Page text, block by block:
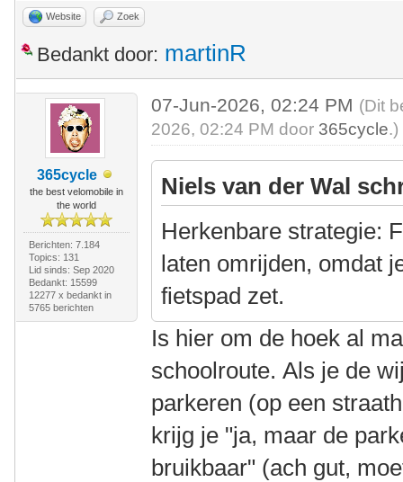
Website Zoek
Bedankt door: martinR
365cycle
the best velomobile in
the world
Berichten: 7.184
Topics: 131
Lid sinds: Sep 2020
Bedankt: 15599
12277 x bedankt in
5765 berichten
07-Jun-2026, 02:24 PM (Dit
2026, 02:24 PM door 365cycle.)
Niels van der Wal
Herkenbare strategie:
laten omrijden, omdat
fietspad zet.
Is hier om de hoek al
schoolroute. Als je de
parkeren (op een
krijg je "ja, maar de
bruikbaar" (ach gut,